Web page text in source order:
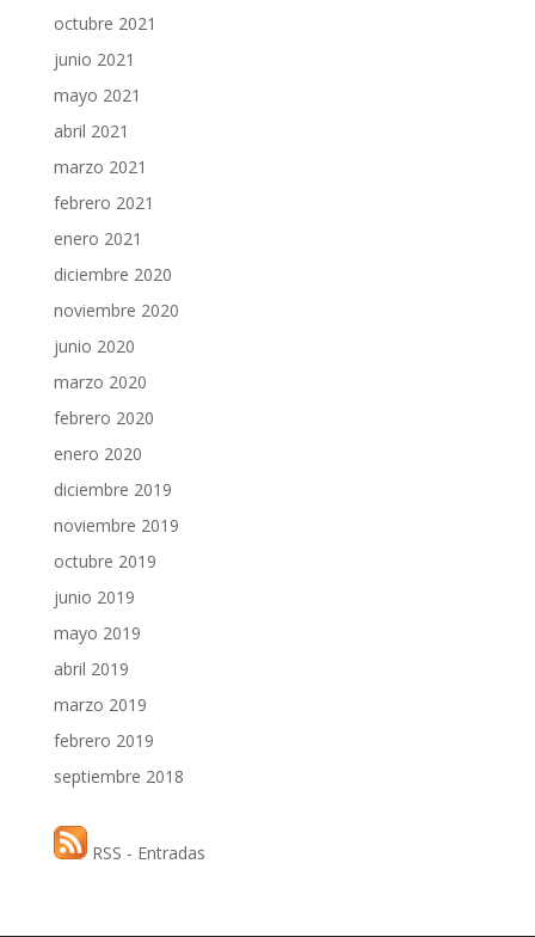
octubre 2021
junio 2021
mayo 2021
abril 2021
marzo 2021
febrero 2021
enero 2021
diciembre 2020
noviembre 2020
junio 2020
marzo 2020
febrero 2020
enero 2020
diciembre 2019
noviembre 2019
octubre 2019
junio 2019
mayo 2019
abril 2019
marzo 2019
febrero 2019
septiembre 2018
RSS - Entradas